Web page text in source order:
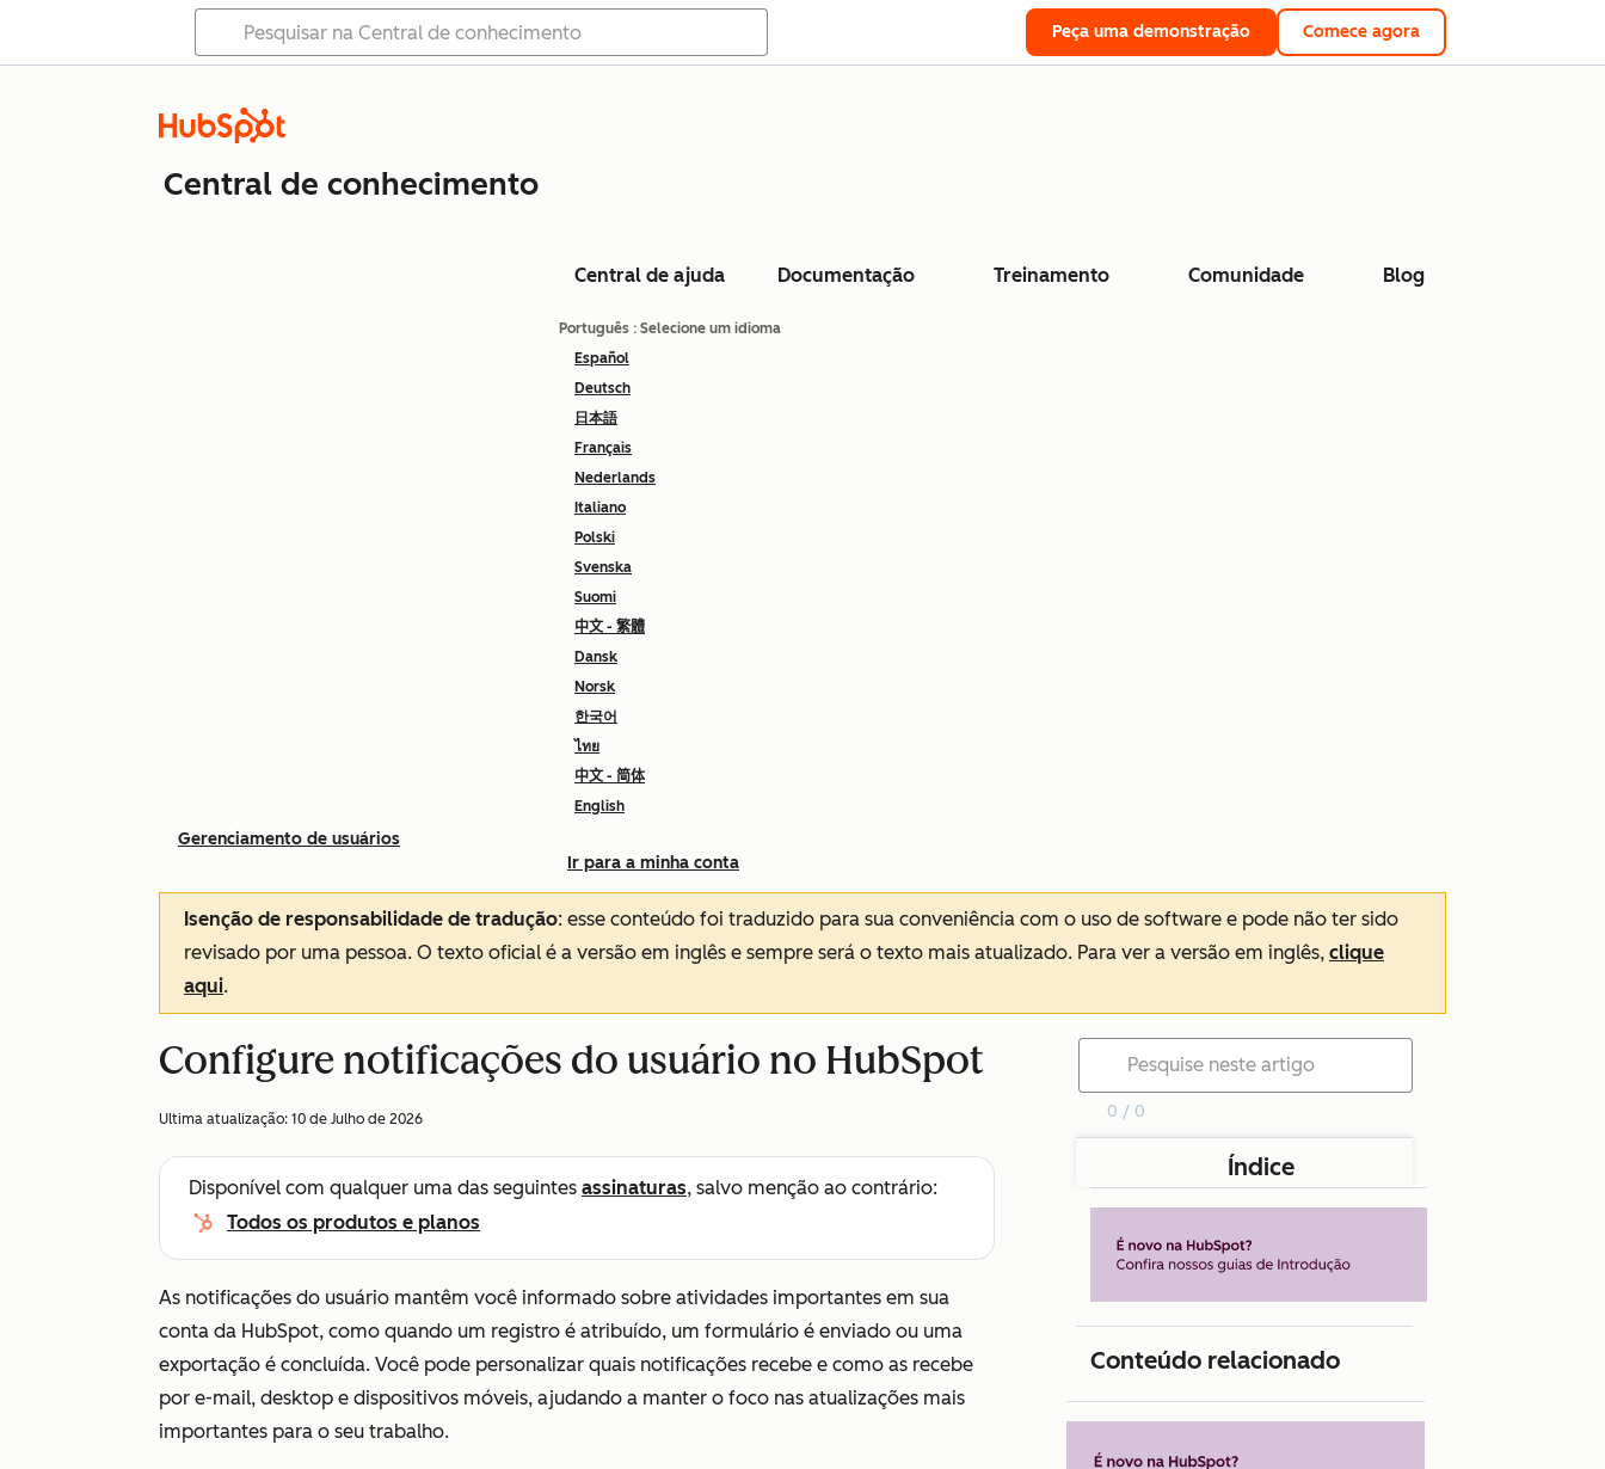
Peça uma demonstração Comece agora
Central de conhecimento
Central de ajuda Documentação Treinamento Comunidade Blog
Português : Selecione um idioma
Español
Deutsch
日本語
Français
Nederlands
Italiano
Polski
Svenska
Suomi
中文 - 繁體
Dansk
Norsk
한국어
ไทย
中文 - 简体
English
Ir para a minha conta
Gerenciamento de usuários
Isenção de responsabilidade de tradução: esse conteúdo foi traduzido para sua conveniência com o uso de software e pode não ter sido
revisado por uma pessoa. O texto oficial é a versão em inglês e sempre será o texto mais atualizado. Para ver a versão em inglês, clique
aqui.
Configure notificações do usuário no HubSpot
Ultima atualização: 10 de Julho de 2026
Disponível com qualquer uma das seguintes assinaturas, salvo menção ao contrário:
Todos os produtos e planos
As notificações do usuário mantêm você informado sobre atividades importantes em sua
conta da HubSpot, como quando um registro é atribuído, um formulário é enviado ou uma
exportação é concluída. Você pode personalizar quais notificações recebe e como as recebe
por e-mail, desktop e dispositivos móveis, ajudando a manter o foco nas atualizações mais
importantes para o seu trabalho.
0 / 0
Índice
Conteúdo relacionado